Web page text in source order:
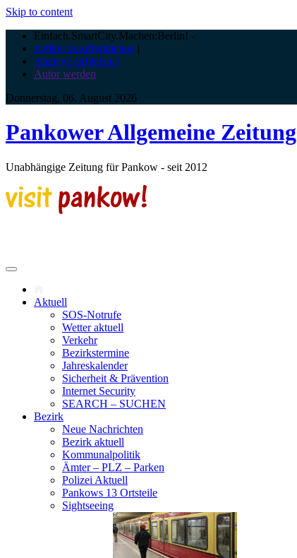
Skip to content
Einfach.SmartCity.Machen:Berlin! -
Artikel veröffentlichen |
Anzeige aufgeben |
Autor werden
Donnerstag, 06. August 2026
Pankower Allgemeine Zeitung
Unabhängige Zeitung für Pankow - seit 2012
Aktuell
SOS-Notrufe
Wetter aktuell
Verkehr
Bezirkstermine
Jahreskalender
Sicherheit & Prävention
Internet Security
SEARCH – SUCHEN
Bezirk
Neue Nachrichten
Bezirk aktuell
Kommunalpolitik
Ämter – PLZ – Parken
Polizei Aktuell
Pankows 13 Ortsteile
Sightseeing